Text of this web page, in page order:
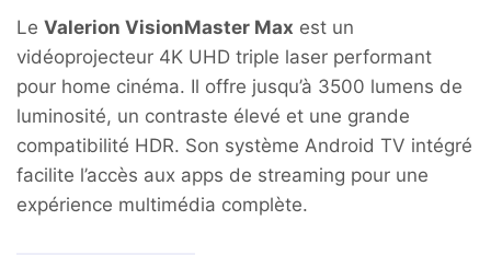
Le Valerion VisionMaster Max est un
vidéoprojecteur 4K UHD triple laser performant
pour home cinéma. Il offre jusqu’à 3500 lumens de
luminosité, un contraste élevé et une grande
compatibilité HDR. Son système Android TV intégré
facilite l’accès aux apps de streaming pour une
expérience multimédia complète.